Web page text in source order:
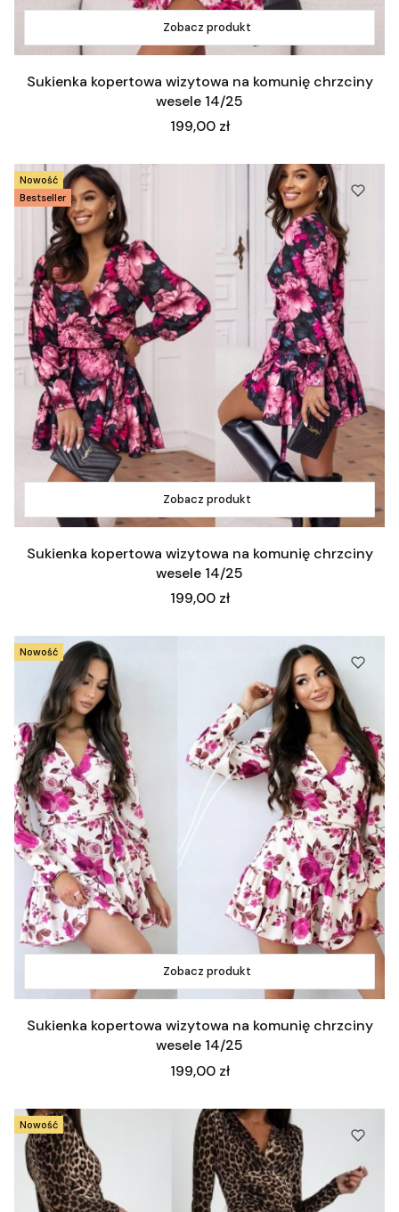
Zobacz produkt
Sukienka kopertowa wizytowa na komunię chrzciny
wesele 14/25
Cena
199,00 zł
Bestseller
Nowość
Zobacz produkt
Sukienka kopertowa wizytowa na komunię chrzciny
wesele 14/25
Cena
199,00 zł
Nowość
Zobacz produkt
Sukienka kopertowa wizytowa na komunię chrzciny
wesele 14/25
Cena
199,00 zł
Nowość